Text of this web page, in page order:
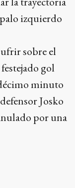
izquierdo
sobre el
gol
minuto
Josko
por una